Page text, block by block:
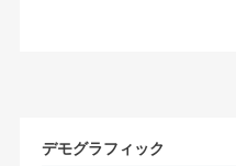
デモグラフィック